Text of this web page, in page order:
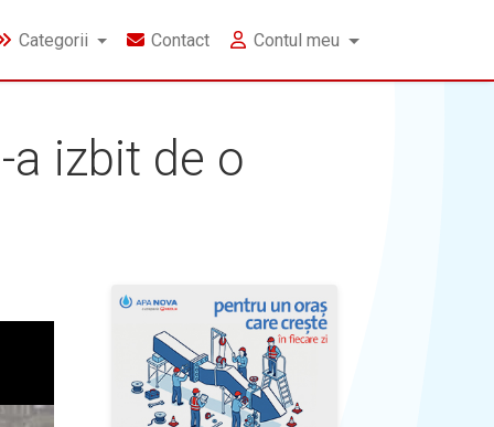
Categorii Contact Contul meu
izbit de o